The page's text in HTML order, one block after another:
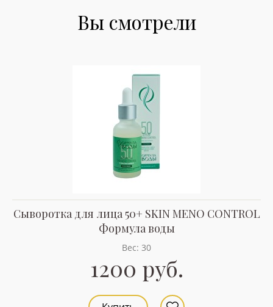
Вы смотрели
Сыворотка для лица 50+ SKIN MENO CONTROL
Формула воды
Вес: 30
1200 руб.